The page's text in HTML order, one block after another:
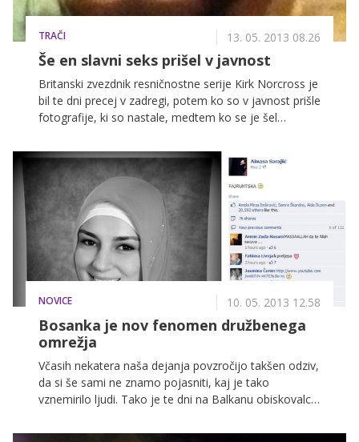
TRAČI 13. 05. 2013 08.26
Še en slavni seks prišel v javnost
Britanski zvezdnik resničnostne serije Kirk Norcross je
bil te dni precej v zadregi, potem ko so v javnost prišle
fotografije, ki so nastale, medtem ko se je šel
letnik se je opravičil vsem svojim oboževalcem in
samega sebe označil za bedaka, ker so fotografije
ušle izpod nadzora.
NOVICE 10. 05. 2013 12.58
Bosanka je nov fenomen družbenega
omrežja
Včasih nekatera naša dejanja povzročijo takšen odziv,
da si še sami ne znamo pojasniti, kaj je tako
vznemirilo ljudi. Tako je te dni na Balkanu obiskovalce
dekleta, ki je v enem tednu prejela več kot 20 tisoč